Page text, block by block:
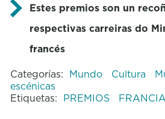
Estes premios son un
respectivas carreiras do
francés
Categorías: Mundo Cultura
escénicas
Etiquetas: PREMIOS FRANCIA